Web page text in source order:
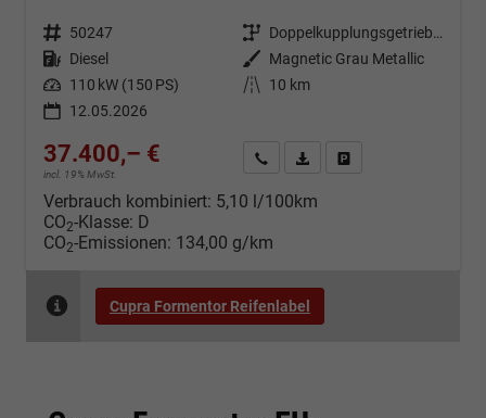
Fahrzeugnr. 50247 Getriebe
Doppelkupplungsgetriebe (DSG)
Kraftstoff Diesel Außenfarbe
Magnetic Grau Metallic
Leistung 110 kW (150 PS) Kilometerstand
10 km
12.05.2026
37.400,– €
incl. 19% MwSt.
Kontakt & Angebot anfordern
PDF-Datei, Fahrzeugexposé
Verbrauch kombiniert: 5,10 l/100km
CO2-Klasse: D
CO2-Emissionen: 134,00 g/km
Cupra Formentor Reifenlabel